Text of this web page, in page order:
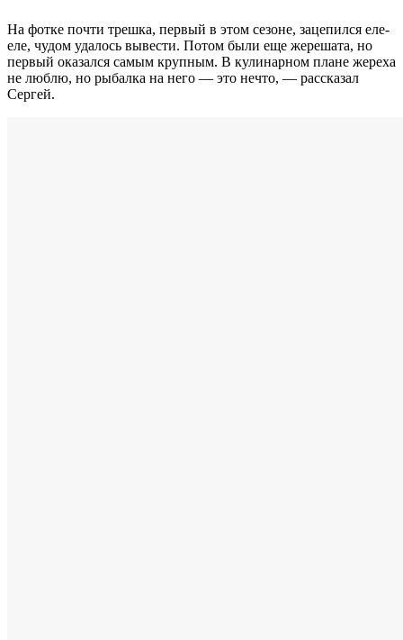
На фотке почти трешка, первый в этом сезоне, зацепился еле-
еле, чудом удалось вывести. Потом были еще жерешата, но
первый оказался самым крупным. В кулинарном плане жереха
не люблю, но рыбалка на него — это нечто, — рассказал
Сергей.